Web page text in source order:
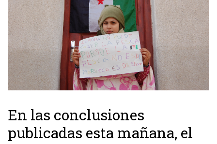
En las conclusiones
publicadas esta mañana, el